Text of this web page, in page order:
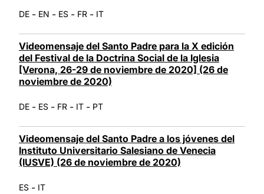
DE - EN - ES - FR - IT
Videomensaje del Santo Padre para la X edición
del Festival de la Doctrina Social de la Iglesia
[Verona, 26-29 de noviembre de 2020] (26 de
noviembre de 2020)
DE - ES - FR - IT - PT
Videomensaje del Santo Padre a los jóvenes del
Instituto Universitario Salesiano de Venecia
(IUSVE) (26 de noviembre de 2020)
ES - IT